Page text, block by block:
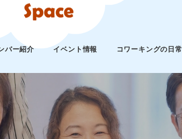
バー紹介 イベント情報 コワーキングの日常